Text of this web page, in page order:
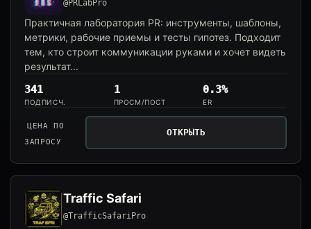
@PRLabPro
Практичная лаборатория PR: инструменты, шаблоны,
метрики, рабочие приемы и тесты гипотез. Подходит
тем, кто строит коммуникации руками и хочет видеть
результат...
341
ПОДПИСЧ.
1
ПРОСМ/ПОСТ
0.3%
ER
ЦЕНА ПО
ЗАПРОСУ
ОТКРЫТЬ
Traffic Safari
@TrafficSafariPro